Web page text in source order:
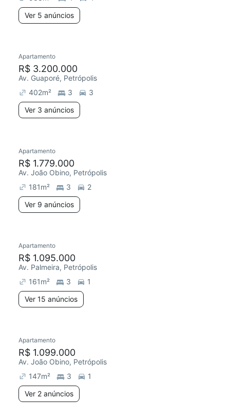
Ver 5 anúncios
Apartamento
R$ 3.200.000
Av. Guaporé, Petrópolis
402m² 3
3
Ver 3 anúncios
Apartamento
R$ 1.779.000
Av. João Obino, Petrópolis
181m² 3
2
Ver 9 anúncios
Apartamento
R$ 1.095.000
Av. Palmeira, Petrópolis
161m² 3
1
Ver 15 anúncios
Apartamento
R$ 1.099.000
Av. João Obino, Petrópolis
147m² 3
1
Ver 2 anúncios